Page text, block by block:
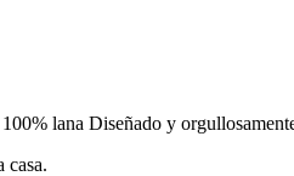
lana Diseñado y
casa.